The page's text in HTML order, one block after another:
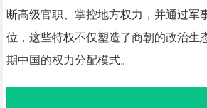
断高级官职、掌控地方权力，并通过军
位，这些特权不仅塑造了商朝的政治生
期中国的权力分配模式。